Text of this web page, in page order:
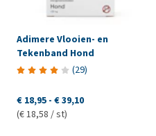
Adimere Vlooien- en
Tekenband Hond
(29)
€ 18,95 - € 39,10
(€ 18,58 / st)